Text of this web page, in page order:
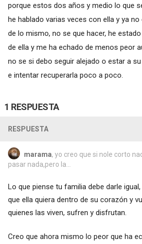
porque estos dos años y medio lo que
he hablado varias veces con ella y ya
de lo mismo, no se que hacer, he
de ella y me ha echado de menos peor
no se si debo seguir alejado o estar a
e intentar recuperarla poco a poco.
1 RESPUESTA
RESPUESTA
marama, yo creo que si nole corto
pasar nada,pero la...
Lo que piense tu familia debe darle
que ella quiera dentro de su corazón y
quienes las viven, sufren y disfrutan.
Creo que ahora mismo lo peor que ha